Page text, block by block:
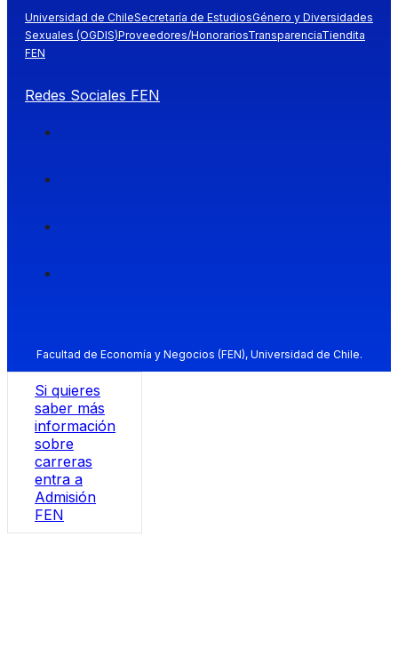
Universidad de ChileSecretaría de EstudiosGénero y Diversidades
Sexuales (OGDIS)Proveedores/HonorariosTransparenciaTiendita
FEN
Redes Sociales FEN
Facultad de Economía y Negocios (FEN), Universidad de Chile.
Si quieres
saber más
información
sobre
carreras
entra a
Admisión
FEN